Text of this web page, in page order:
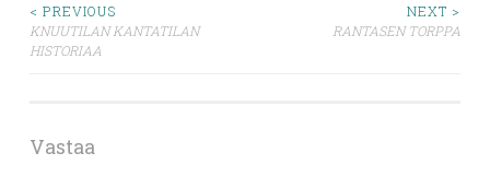
Artikkelien
selaus
< PREVIOUS
KNUUTILAN KANTATILAN
HISTORIAA
NEXT >
RANTASEN TORPPA
Vastaa